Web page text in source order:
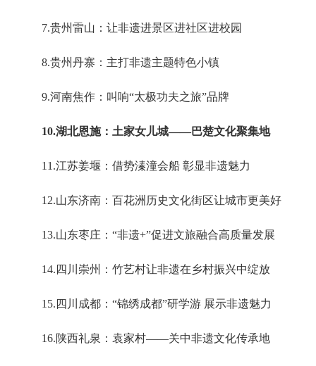
7.贵州雷山：让非遗进景区进社区进校园
8.贵州丹寨：主打非遗主题特色小镇
9.河南焦作：叫响“太极功夫之旅”品牌
10.湖北恩施：土家女儿城——巴楚文化聚集地
11.江苏姜堰：借势溱潼会船 彰显非遗魅力
12.山东济南：百花洲历史文化街区让城市更美好
13.山东枣庄：“非遗+”促进文旅融合高质量发展
14.四川崇州：竹艺村让非遗在乡村振兴中绽放
15.四川成都：“锦绣成都”研学游 展示非遗魅力
16.陕西礼泉：袁家村——关中非遗文化传承地